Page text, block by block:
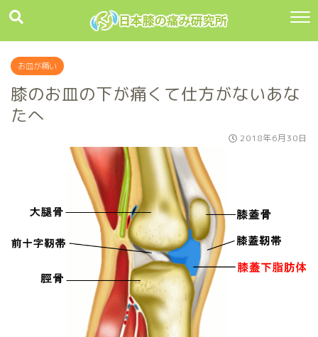
お皿が痛い
膝のお皿の下が痛くて仕方がないあな
たへ
2018年6月30日